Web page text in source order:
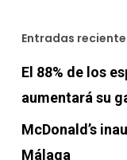
Entradas
El 88% de los
aumentará su
McDonald’s
Málaga